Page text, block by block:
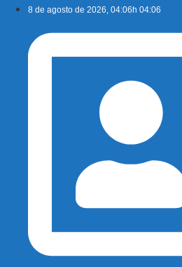
conteúdo
8 de agosto de 2026, 04:06h 04:06